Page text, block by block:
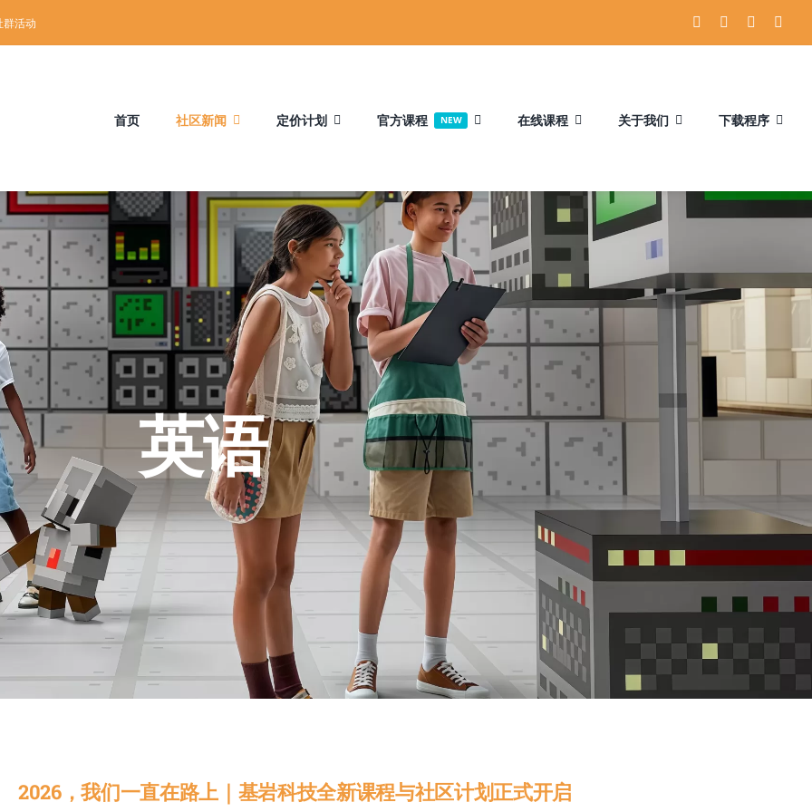
群活动
首页 社区新闻 定价计划 官方课程 NEW 在线课程 关于我们 下载程序
英语
2026，我们一直在路上｜基岩科技全新课程与社区计划正式开启